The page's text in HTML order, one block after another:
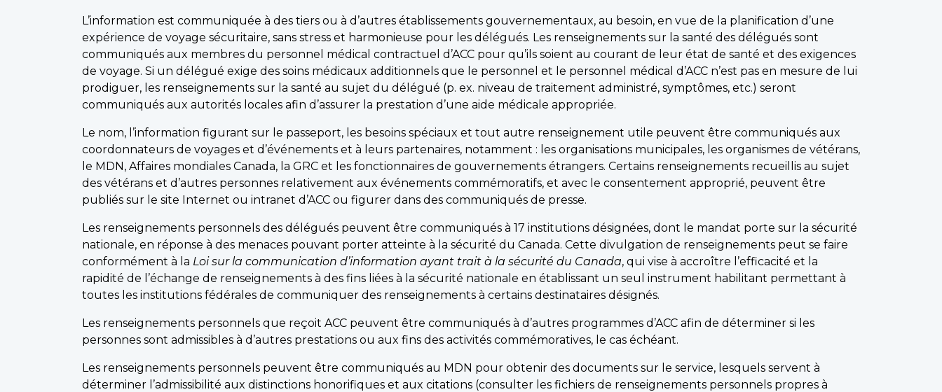
L’information est communiquée à des tiers ou à d’autres établissements gouvernementaux, au besoin, en vue de la planification d’une
expérience de voyage sécuritaire, sans stress et harmonieuse pour les délégués. Les renseignements sur la santé des délégués sont
communiqués aux membres du personnel médical contractuel d’ACC pour qu’ils soient au courant de leur état de santé et des exigences
de voyage. Si un délégué exige des soins médicaux additionnels que le personnel et le personnel médical d’ACC n’est pas en mesure de lui
prodiguer, les renseignements sur la santé au sujet du délégué (p. ex. niveau de traitement administré, symptômes, etc.) seront
communiqués aux autorités locales afin d’assurer la prestation d’une aide médicale appropriée.
Le nom, l’information figurant sur le passeport, les besoins spéciaux et tout autre renseignement utile peuvent être communiqués aux
coordonnateurs de voyages et d’événements et à leurs partenaires, notamment : les organisations municipales, les organismes de vétérans,
le MDN, Affaires mondiales Canada, la GRC et les fonctionnaires de gouvernements étrangers. Certains renseignements recueillis au sujet
des vétérans et d’autres personnes relativement aux événements commémoratifs, et avec le consentement approprié, peuvent être
publiés sur le site Internet ou intranet d’ACC ou figurer dans des communiqués de presse.
Les renseignements personnels des délégués peuvent être communiqués à 17 institutions désignées, dont le mandat porte sur la sécurité
nationale, en réponse à des menaces pouvant porter atteinte à la sécurité du Canada. Cette divulgation de renseignements peut se faire
conformément à la Loi sur la communication d’information ayant trait à la sécurité du Canada, qui vise à accroître l’efficacité et la
rapidité de l’échange de renseignements à des fins liées à la sécurité nationale en établissant un seul instrument habilitant permettant à
toutes les institutions fédérales de communiquer des renseignements à certains destinataires désignés.
Les renseignements personnels que reçoit ACC peuvent être communiqués à d’autres programmes d’ACC afin de déterminer si les
personnes sont admissibles à d’autres prestations ou aux fins des activités commémoratives, le cas échéant.
Les renseignements personnels peuvent être communiqués au MDN pour obtenir des documents sur le service, lesquels servent à
déterminer l’admissibilité aux distinctions honorifiques et aux citations (consulter les fichiers de renseignements personnels propres à